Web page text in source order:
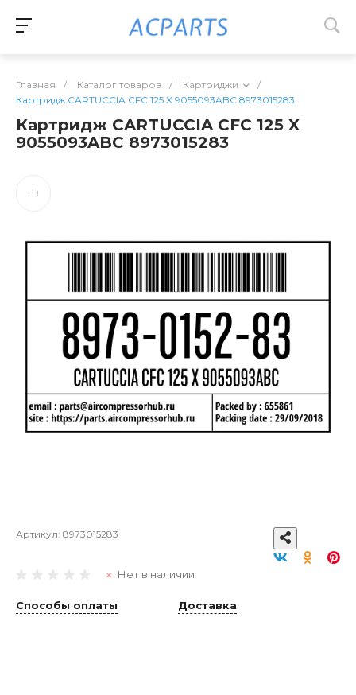
Главная / Каталог товаров / Картриджи
/
Картридж CARTUCCIA CFC 125 X 9055093ABC 8973015283
Картридж CARTUCCIA CFC 125 X
9055093ABC 8973015283
Артикул: 8973015283
Нет в наличии
Способы оплаты Доставка